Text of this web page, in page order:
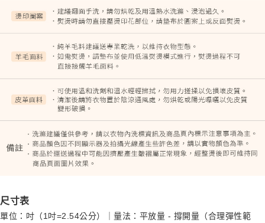
尺寸表
單位：吋（1吋=2.54公分）｜量法：平放量 - 撐開量（合理彈性範